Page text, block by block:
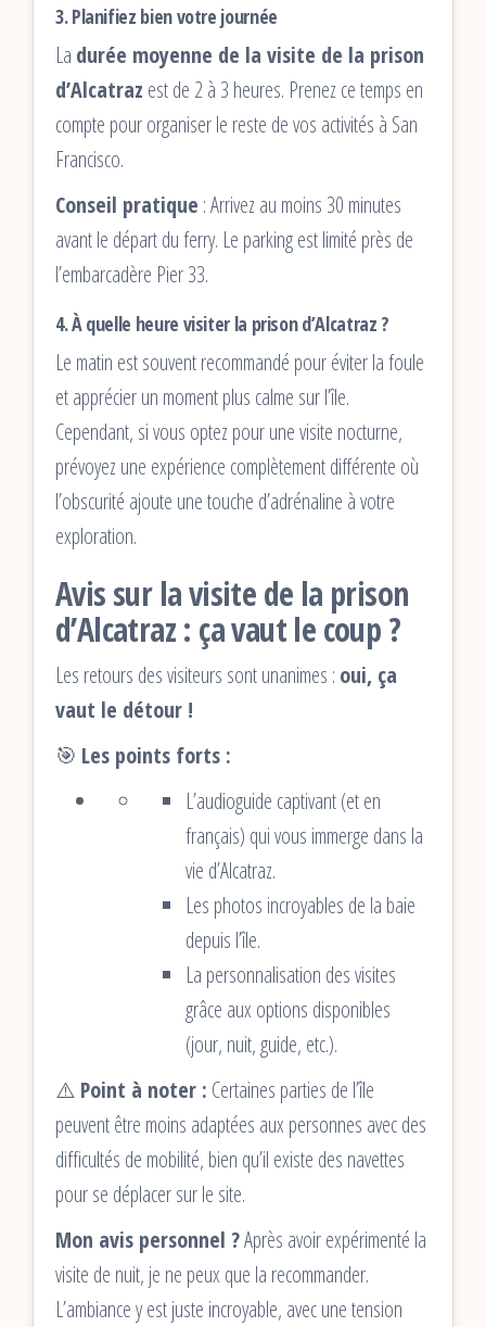
3.Planifiez bien votre journée
La durée moyenne de la visite de la prison
d’Alcatraz est de 2 à 3 heures. Prenez ce temps en
compte pour organiser le reste de vos activités à San
Francisco.
Conseil pratique : Arrivez au moins 30 minutes
avant le départ du ferry. Le parking est limité près de
l’embarcadère Pier 33.
4.À quelle heure visiter la prison d’Alcatraz ?
Le matin est souvent recommandé pour éviter la foule
et apprécier un moment plus calme sur l’île.
Cependant, si vous optez pour une visite nocturne,
prévoyez une expérience complètement différente où
l’obscurité ajoute une touche d’adrénaline à votre
exploration.
Avis sur la visite de la prison
d’Alcatraz : ça vaut le coup ?
Les retours des visiteurs sont unanimes : oui, ça
vaut le détour !
🎯 Les points forts :
L’audioguide captivant (et en
français) qui vous immerge dans la
vie d’Alcatraz.
Les photos incroyables de la baie
depuis l’île.
La personnalisation des visites
grâce aux options disponibles
(jour, nuit, guide, etc.).
⚠️ Point à noter : Certaines parties de l’île
peuvent être moins adaptées aux personnes avec des
difficultés de mobilité, bien qu’il existe des navettes
pour se déplacer sur le site.
Mon avis personnel ?Après avoir expérimenté la
visite de nuit, je ne peux que la recommander.
L’ambiance y est juste incroyable, avec une tension